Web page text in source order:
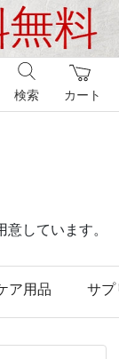
カート
検索
しています。
ア用品 サプ